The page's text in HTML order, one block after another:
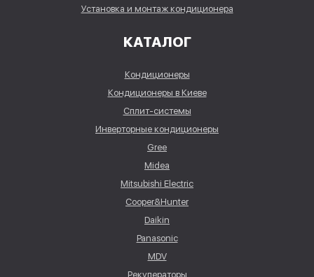
Установка и монтаж кондиционера
КАТАЛОГ
Кондиционеры
Кондиционеры в Киеве
Сплит-системы
Инверторные кондиционеры
Gree
Midea
Mitsubishi Electric
Cooper&Hunter
Daikin
Panasonic
MDV
Рекуператоры